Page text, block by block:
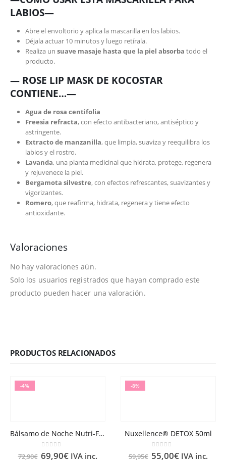
LABIOS—
Abre el envoltorio y aplica la mascarilla en los labios.
Déjala actuar 10 minutos y luego retírala.
Realiza un suave masaje hasta que la piel absorba todo el
producto.
— ROSE LIP MASK DE KOCOSTAR
CONTIENE…—
Agua de rosa centifolia
Freesia refracta, con efecto antibacteriano, antiséptico y
astringente.
Extracto de manzanilla, que limpia, suaviza y reequilibra los
labios y el rostro.
Lavanda, una planta medicinal que hidrata, protege, regenera
y rejuvenece la piel.
Bergamota silvestre, con efectos refrescantes, suavizantes y
vigorizantes.
Romero, que reafirma, hidrata, regenera y tiene efecto
antioxidante.
Valoraciones
No hay valoraciones aún.
Solo los usuarios registrados que hayan comprado este
producto pueden hacer una valoración.
PRODUCTOS RELACIONADOS
-4%
Bálsamo de Noche Nutri-Fortificante Nuxuriance® Gold 50ml
0out of 5
72,90€ 69,90€ IVA inc.
-8%
Nuxellence® DETOX 50ml
0out of 5
59,95€ 55,00€ IVA inc.